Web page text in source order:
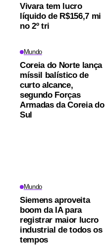
Vivara tem lucro
líquido de R$156,7 mi
no 2º tri
Mundo
Coreia do Norte lança
míssil balístico de
curto alcance,
segundo Forças
Armadas da Coreia do
Sul
Mundo
Siemens aproveita
boom da IA para
registrar maior lucro
industrial de todos os
tempos